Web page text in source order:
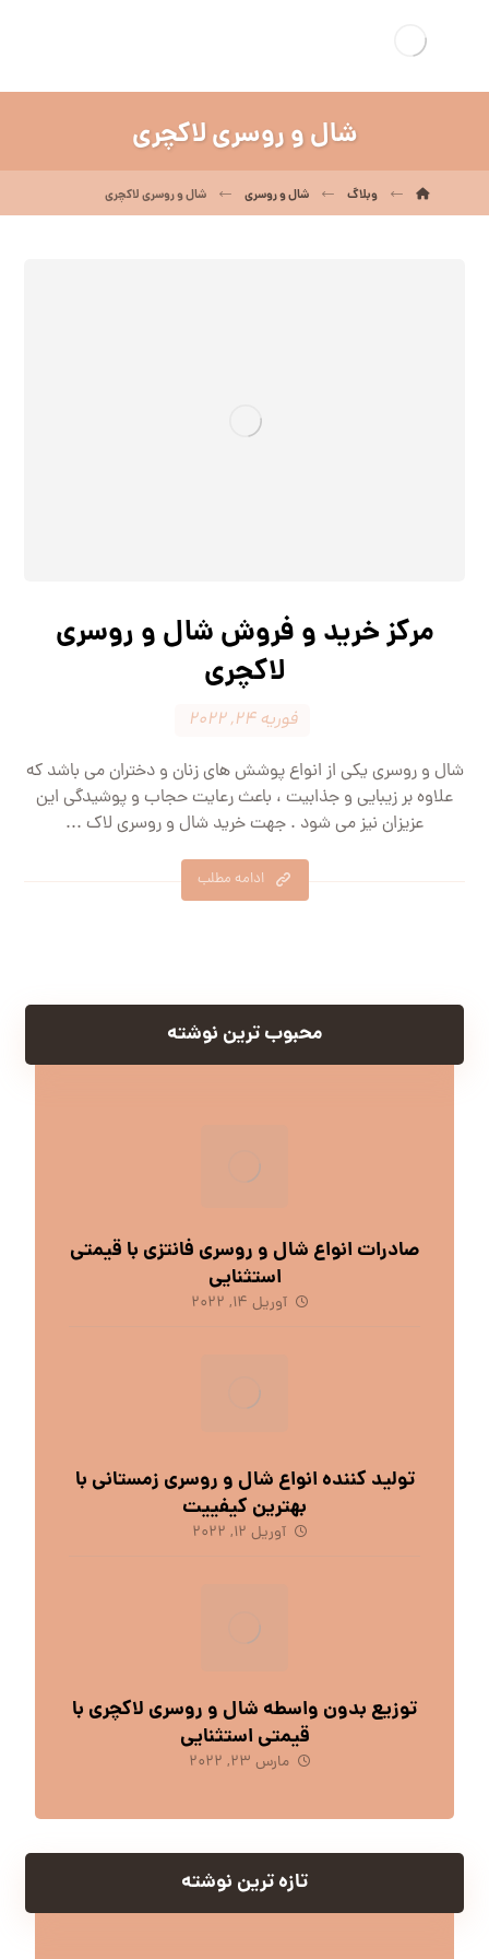
شال و روسری لاکچری
وبلاگ شال و روسری شال و روسری لاکچری
مرکز خرید و فروش شال و روسری
لاکچری
فوریه 24, 2022
شال و روسری یکی از انواع پوشش های زنان و دختران می باشد که
علاوه بر زیبایی و جذابیت ، باعث رعایت حجاب و پوشیدگی این
عزیزان نیز می شود . جهت خرید شال و روسری لاک ...
ادامه مطلب
محبوب ترین نوشته
صادرات انواع شال و روسری فانتزی با قیمتی
استثنایی
آوریل 14, 2022
تولید کننده انواع شال و روسری زمستانی با
بهترین کیفییت
آوریل 12, 2022
توزیع بدون واسطه شال و روسری لاکچری با
قیمتی استثنایی
مارس 23, 2022
تازه ترین نوشته